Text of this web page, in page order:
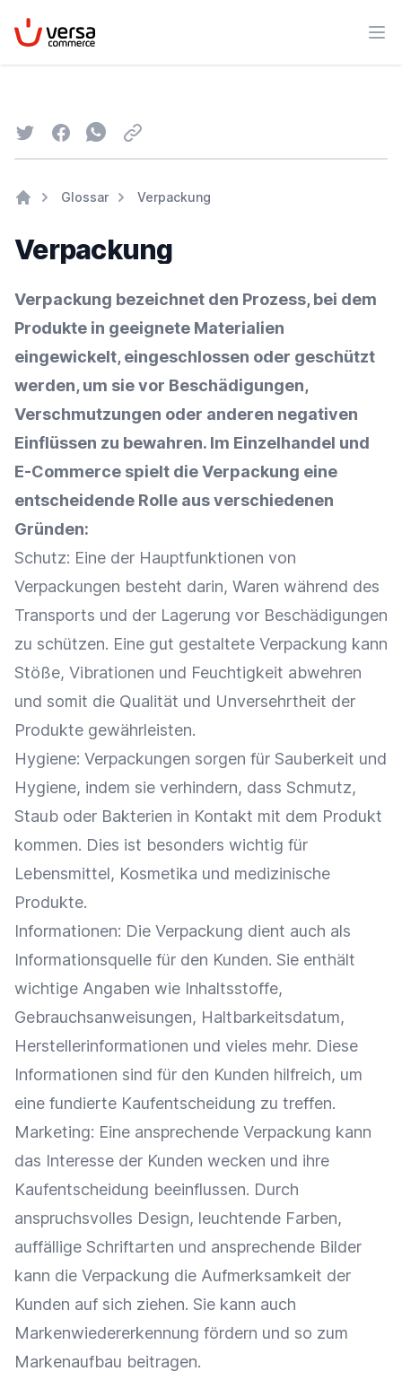
VersaCommerce
TwitterFacebookWhatsapp
Email
Glossar Verpackung
Verpackung
Verpackung bezeichnet den Prozess, bei dem
Produkte in geeignete Materialien
eingewickelt, eingeschlossen oder geschützt
werden, um sie vor Beschädigungen,
Verschmutzungen oder anderen negativen
Einflüssen zu bewahren. Im Einzelhandel und
E-Commerce spielt die Verpackung eine
entscheidende Rolle aus verschiedenen
Gründen:
Schutz: Eine der Hauptfunktionen von
Verpackungen besteht darin, Waren während des
Transports und der Lagerung vor Beschädigungen
zu schützen. Eine gut gestaltete Verpackung kann
Stöße, Vibrationen und Feuchtigkeit abwehren
und somit die Qualität und Unversehrtheit der
Produkte gewährleisten.
Hygiene: Verpackungen sorgen für Sauberkeit und
Hygiene, indem sie verhindern, dass Schmutz,
Staub oder Bakterien in Kontakt mit dem Produkt
kommen. Dies ist besonders wichtig für
Lebensmittel, Kosmetika und medizinische
Produkte.
Informationen: Die Verpackung dient auch als
Informationsquelle für den Kunden. Sie enthält
wichtige Angaben wie Inhaltsstoffe,
Gebrauchsanweisungen, Haltbarkeitsdatum,
Herstellerinformationen und vieles mehr. Diese
Informationen sind für den Kunden hilfreich, um
eine fundierte Kaufentscheidung zu treffen.
Marketing: Eine ansprechende Verpackung kann
das Interesse der Kunden wecken und ihre
Kaufentscheidung beeinflussen. Durch
anspruchsvolles Design, leuchtende Farben,
auffällige Schriftarten und ansprechende Bilder
kann die Verpackung die Aufmerksamkeit der
Kunden auf sich ziehen. Sie kann auch
Markenwiedererkennung fördern und so zum
Markenaufbau beitragen.